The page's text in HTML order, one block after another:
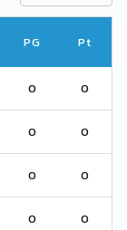
PG Pt
0 0
0 0
0 0
0 0